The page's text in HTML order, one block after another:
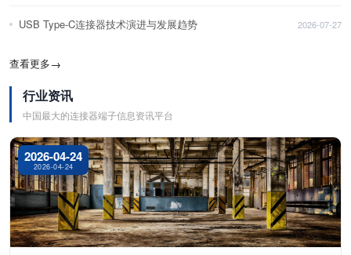
USB Type-C连接器技术演进与发展趋势 2026-07-27
查看更多→
行业资讯
中国最大的连接器端子信息资讯平台
2026-04-24
2026-04-24